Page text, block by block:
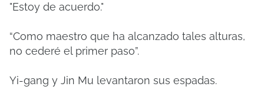
"Estoy de acuerdo."
“Como maestro que ha alcanzado tales alturas,
no cederé el primer paso”.
Yi-gang y Jin Mu levantaron sus espadas.